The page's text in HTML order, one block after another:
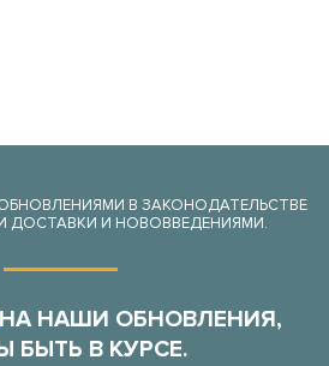
В ЗАКОНОДАТЕЛЬСТВЕ
ДОСТАВКИ И НОВОВВЕДЕНИЯМИ.
НА НАШИ ОБНОВЛЕНИЯ,
БЫТЬ В КУРСЕ.